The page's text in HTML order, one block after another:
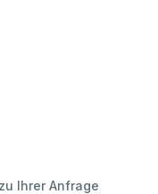
Ihrer Anfrage